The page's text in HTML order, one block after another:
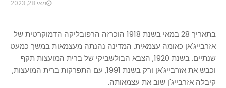
מאי 28, 2023
בתאריך 28 במאי בשנת 1918 הוכרזה הרפובליקה הדמוקרטית של
אזרבייג'אן כאומה עצמאית. המדינה נהנתה מעצמאות במשך כמעט
שנתיים. בשנת 1920, הצבא הבולשביקי של ברית המועצות תקף
וכבש את אזרבייג'אן ורק בשנת 1991, עם התפרקות ברית המועצות,
קיבלה אזרבייג'ן שוב את עצמאותה.